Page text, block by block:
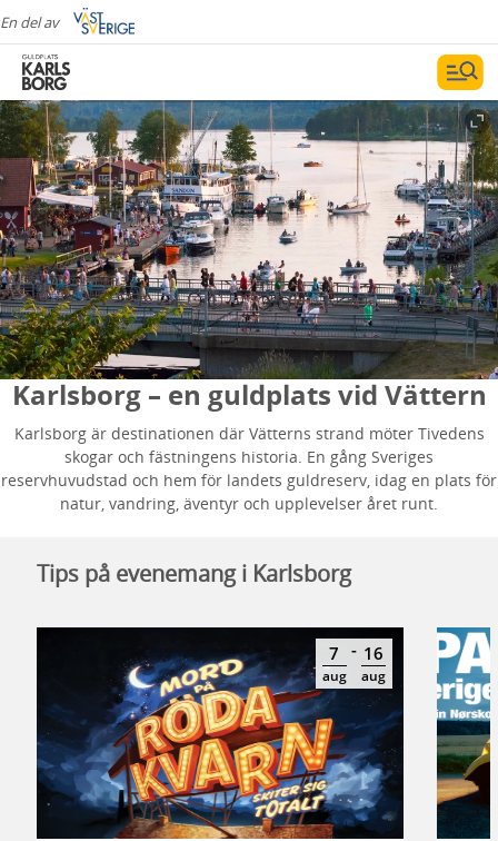
En del av
Karlsborg – en guldplats vid Vättern
Karlsborg är destinationen där Vätterns strand möter Tivedens
skogar och fästningens historia. En gång Sveriges
reservhuvudstad och hem för landets guldreserv, idag en plats för
natur, vandring, äventyr och upplevelser året runt.
Tips på evenemang i Karlsborg
7
aug
- 16
aug